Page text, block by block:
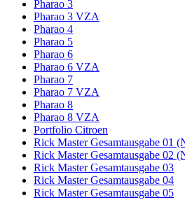
Pharao 3
Pharao 3 VZA
Pharao 4
Pharao 5
Pharao 6
Pharao 6 VZA
Pharao 7
Pharao 7 VZA
Pharao 8
Pharao 8 VZA
Portfolio Citroen
Rick Master Gesamtausgabe 01
Rick Master Gesamtausgabe 02
Rick Master Gesamtausgabe 03
Rick Master Gesamtausgabe 04
Rick Master Gesamtausgabe 05